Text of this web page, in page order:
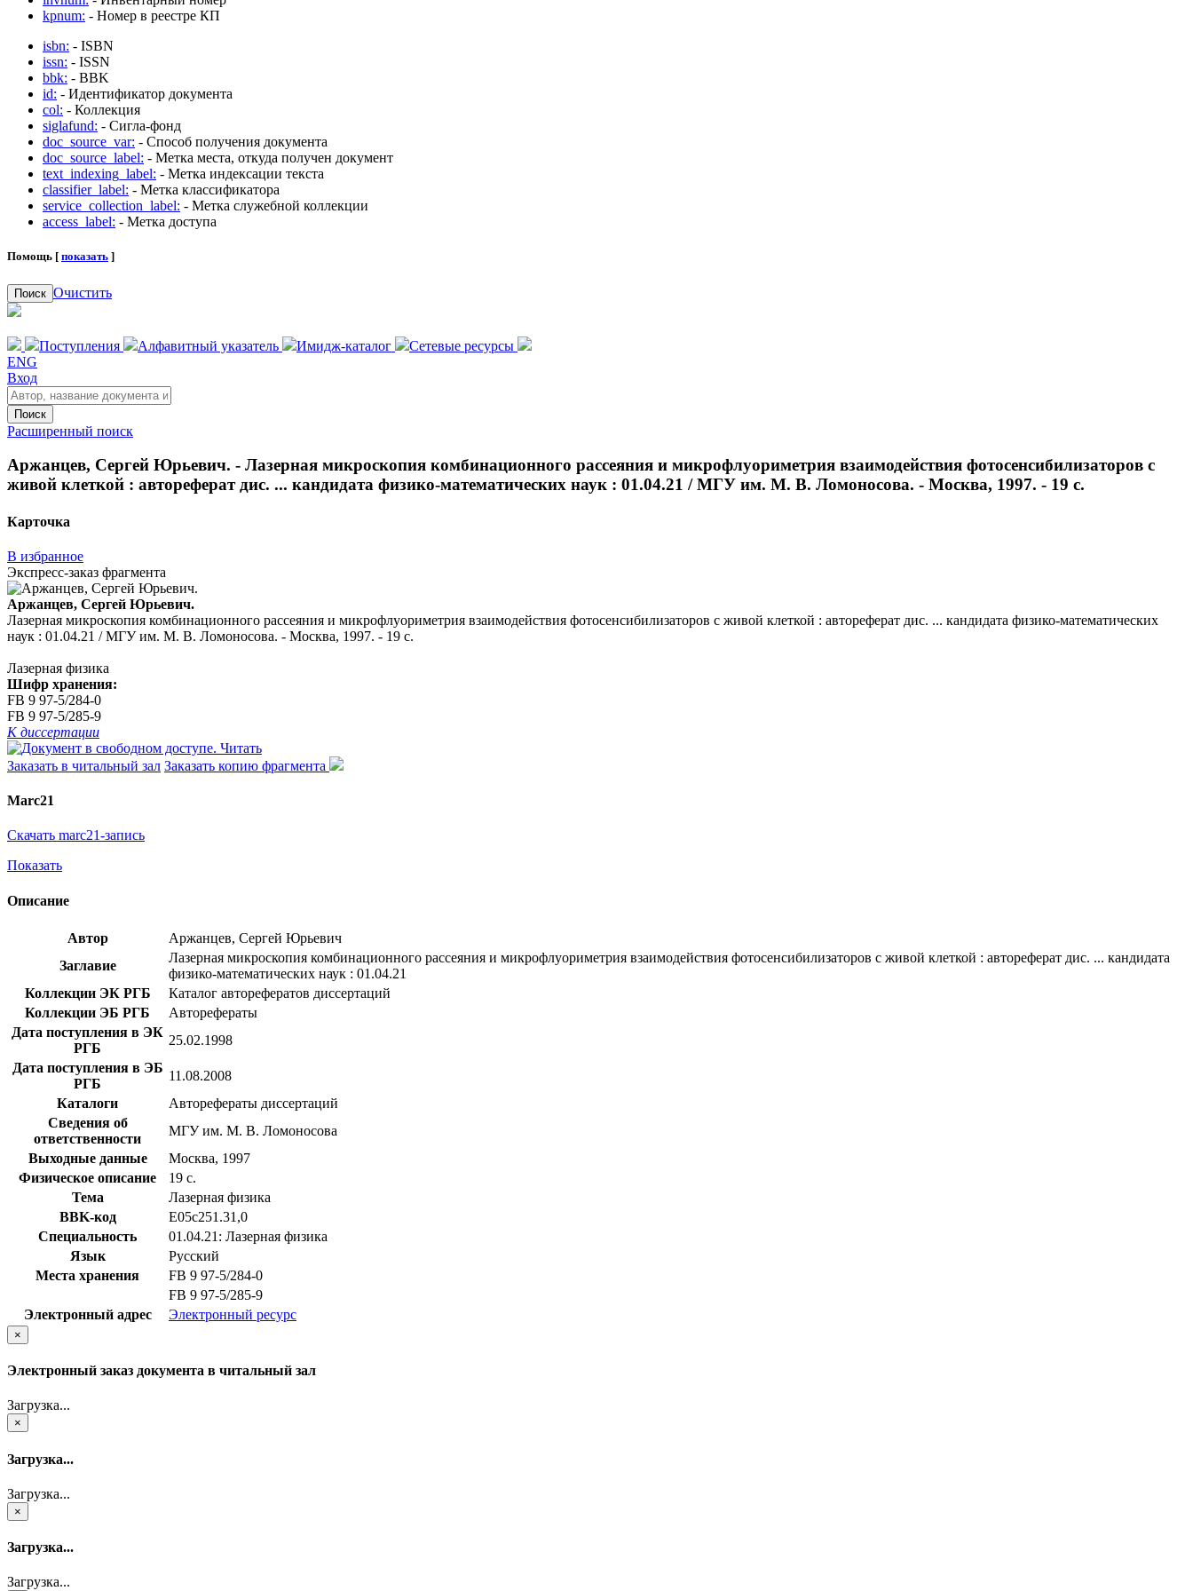
kpnum: - Номер в реестре КП
isbn: - ISBN
issn: - ISSN
bbk: - BBK
id: - Идентификатор документа
col: - Коллекция
siglafund: - Сигла-фонд
doc_source_var: - Способ получения документа
doc_source_label: - Метка места, откуда получен документ
text_indexing_label: - Метка индексации текста
classifier_label: - Метка классификатора
service_collection_label: - Метка служебной коллекции
access_label: - Метка доступа
Помощь [ показать ]
Поиск Очистить
Поступления Алфавитный указатель Имидж-каталог
Сетевые ресурсы
ENG
Вход
Поиск
Расширенный поиск
Аржанцев, Сергей Юрьевич. - Лазерная микроскопия комбинационного рассеяния и микрофлуориметрия взаимодействия фотосенсибилизаторов с
живой клеткой : автореферат дис. ... кандидата физико-математических наук : 01.04.21 / МГУ им. М. В. Ломоносова. - Москва, 1997. - 19 с.
Карточка
В избранное
Экспресс-заказ фрагмента
Аржанцев, Сергей Юрьевич.
Лазерная микроскопия комбинационного рассеяния и микрофлуориметрия взаимодействия фотосенсибилизаторов с живой клеткой : автореферат дис. ... кандидата физико-математических
наук : 01.04.21 / МГУ им. М. В. Ломоносова. - Москва, 1997. - 19 с.
Лазерная физика
Шифр хранения:
FB 9 97-5/284-0
FB 9 97-5/285-9
К диссертации
Читать
Заказать в читальный зал Заказать копию фрагмента
Marc21
Скачать marc21-запись
Показать
Описание
Автор
Аржанцев, Сергей Юрьевич
Заглавие
Лазерная микроскопия комбинационного рассеяния и микрофлуориметрия взаимодействия фотосенсибилизаторов с живой клеткой : автореферат дис. ... кандидата
физико-математических наук : 01.04.21
Коллекции ЭК РГБ
Каталог авторефератов диссертаций
Коллекции ЭБ РГБ
Авторефераты
Дата поступления в ЭК
РГБ
25.02.1998
Дата поступления в ЭБ
РГБ
11.08.2008
Каталоги
Авторефераты диссертаций
Сведения об
ответственности
МГУ им. М. В. Ломоносова
Выходные данные
Москва, 1997
Физическое описание
19 с.
Тема
Лазерная физика
BBK-код
Е05с251.31,0
Специальность
01.04.21: Лазерная физика
Язык
Русский
Места хранения
FB 9 97-5/284-0
FB 9 97-5/285-9
Электронный адрес
Электронный ресурс
×
Электронный заказ документа в читальный зал
Загрузка...
×
Загрузка...
Загрузка...
×
Загрузка...
Загрузка...